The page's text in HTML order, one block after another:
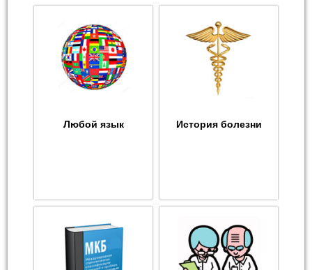
Любой язык История болезни